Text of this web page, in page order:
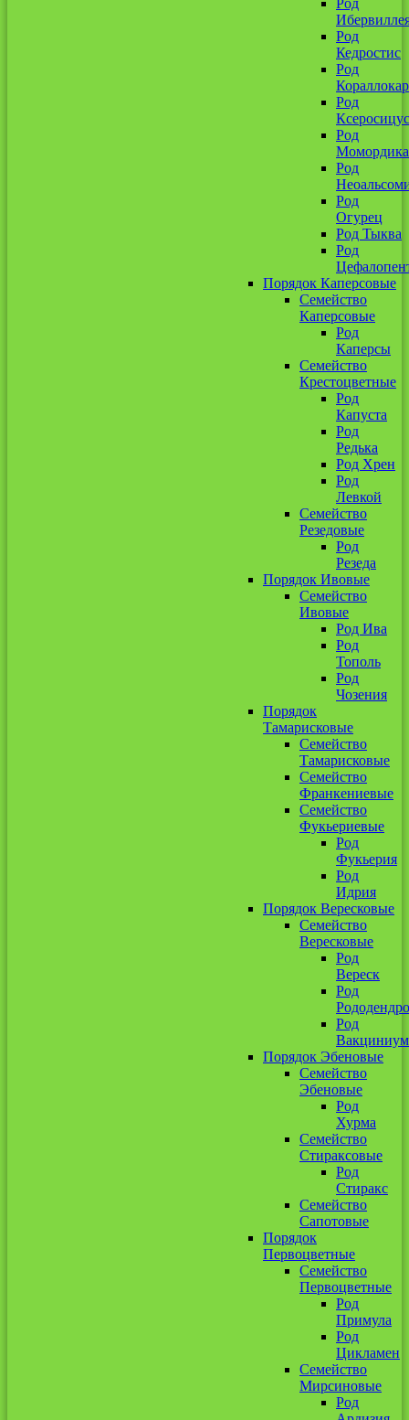
Род
Род
Кедростис
Род
Род
Ксеросицус
Род
Момордика
Род
Род
Огурец
Род Тыква
Род
Порядок Каперсовые
Семейство
Каперсовые
Род
Каперсы
Семейство
Крестоцветные
Род
Капуста
Род
Редька
Род Хрен
Род
Левкой
Семейство
Резедовые
Род
Резеда
Порядок Ивовые
Семейство
Ивовые
Род Ива
Род
Тополь
Род
Чозения
Порядок
Тамарисковые
Семейство
Тамарисковые
Семейство
Франкениевые
Семейство
Фукьериевые
Род
Фукьерия
Род
Идрия
Порядок Вересковые
Семейство
Вересковые
Род
Вереск
Род
Род
Вакциниум
Порядок Эбеновые
Семейство
Эбеновые
Род
Хурма
Семейство
Стираксовые
Род
Стиракс
Семейство
Сапотовые
Порядок
Первоцветные
Семейство
Первоцветные
Род
Примула
Род
Цикламен
Семейство
Мирсиновые
Род